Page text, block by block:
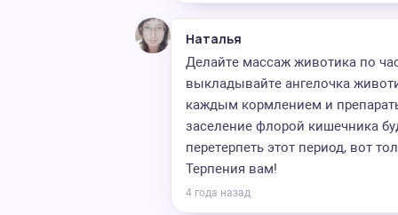
Наталья
Делайте массаж животика по
выкладывайте ангелочка
каждым кормлением и
заселение флорой кишечника
перетерпеть этот период, вот
Терпения вам!
4 года назад